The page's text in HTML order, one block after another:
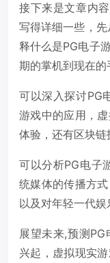
接下来是文章内
写得详细一些，
释什么是PG电子
期的掌机到现在的
可以深入探讨PG
游戏中的应用，
体验，还有区块
可以分析PG电子
统媒体的传播方
以及对年轻一代娱
展望未来,预测
兴起，虚拟现实